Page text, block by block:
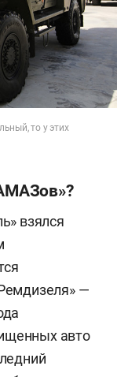
то у этих
взялся
—
авто